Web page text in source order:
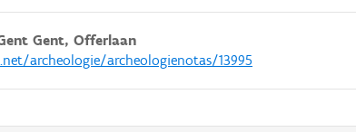
Gent, Offerlaan
archeologie/archeologienotas/13995